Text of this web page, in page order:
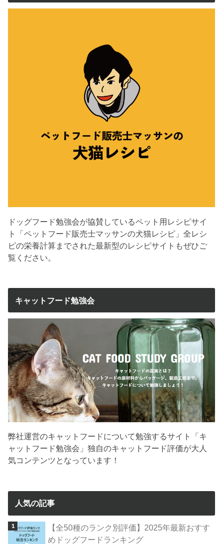
ドッグフード勉強会が協賛しているペット用レシピサイ
ト「ペットフード販売士マッサンの犬猫レシピ」全レシ
ピの栄養計算までされた最新型のレシピサイトもぜひご
覧ください。
キャットフード勉強会
弊社運営のキャットフードについて勉強するサイト「キ
ャットフード勉強会」独自のキャットフード評価が大人
気コンテンツとなっています！
人気の記事
【全50種のランク別評価】2025年最新おすす
めドッグフードランキング